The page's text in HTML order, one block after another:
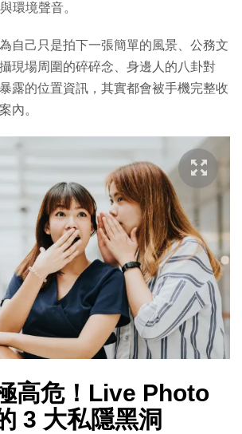
環境聲音。
自己只是拍下一張簡單的風景、公務文
現場周圍的碎碎念、身邊人的八卦對
露的位置資訊，其實都會被手機完整收
內。
高危！Live Photo
3 大私隱黑洞